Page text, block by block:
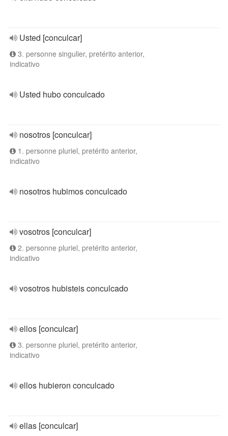
Usted [conculcar]
3. personne singulier, pretérito anterior,
indicativo
Usted hubo conculcado
nosotros [conculcar]
1. personne pluriel, pretérito anterior,
indicativo
nosotros hubimos conculcado
vosotros [conculcar]
2. personne pluriel, pretérito anterior,
indicativo
vosotros hubisteis conculcado
ellos [conculcar]
3. personne pluriel, pretérito anterior,
indicativo
ellos hubieron conculcado
ellas [conculcar]